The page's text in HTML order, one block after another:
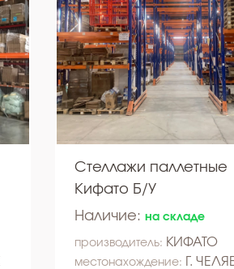
Стеллажи паллетные
Кифато Б/У
Наличие: на складе
производитель: КИФАТО
местонахождение: Г.